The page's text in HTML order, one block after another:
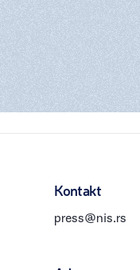
Kontakt
press@nis.rs